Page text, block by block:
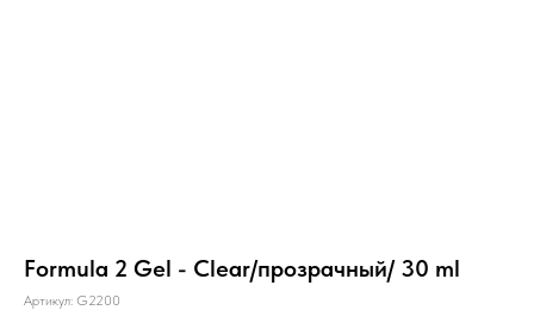
Formula 2 Gel - Clear/прозрачный/ 30 ml
Артикул: G2200